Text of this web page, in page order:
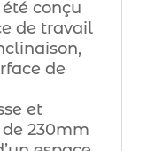
conçu
de travail
de
et
230mm